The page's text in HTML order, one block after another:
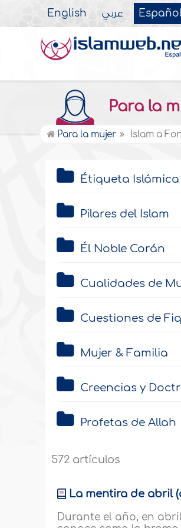
English عربي
Para la
Para la mujer Islam a
Étiqueta Islámica
Pilares del Islam
Él Noble Corán
Cualidades de
Cuestiones de
Mujer & Familia
Creencias y
Profetas de Allah
572 artículos
La mentira de abril
Durante el año, en